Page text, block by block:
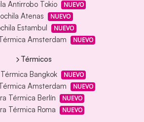
Antirrobo Tokio NUEVO
Atenas NUEVO
Estambul NUEVO
Amsterdam NUEVO
Térmicos
Bangkok
NUEVO
Amsterdam NUEVO
Térmica Berlín NUEVO
Térmica Roma NUEVO